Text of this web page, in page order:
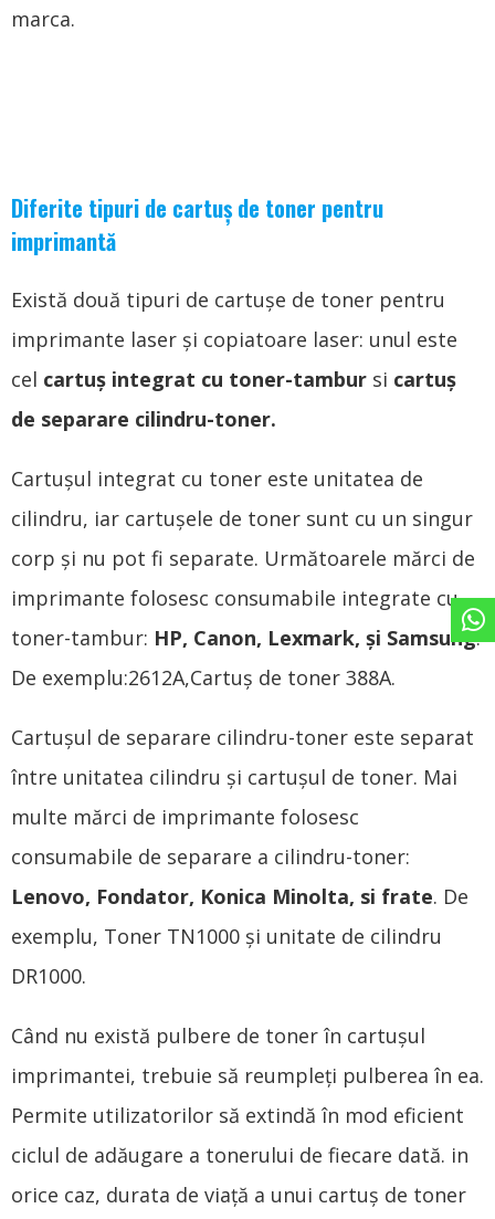
marca.
Diferite tipuri de cartuș de toner pentru
imprimantă
Există două tipuri de cartușe de toner pentru
imprimante laser și copiatoare laser: unul este
cel cartuş integrat cu toner-tambur si cartuş
de separare cilindru-toner.
Cartușul integrat cu toner este unitatea de
cilindru, iar cartușele de toner sunt cu un singur
corp și nu pot fi separate. Următoarele mărci de
imprimante folosesc consumabile integrate cu
toner-tambur: HP, Canon, Lexmark, și Samsung.
De exemplu:2612A,Cartuș de toner 388A.
Cartușul de separare cilindru-toner este separat
între unitatea cilindru și cartușul de toner. Mai
multe mărci de imprimante folosesc
consumabile de separare a cilindru-toner:
Lenovo, Fondator, Konica Minolta, si frate. De
exemplu, Toner TN1000 și unitate de cilindru
DR1000.
Când nu există pulbere de toner în cartuşul
imprimantei, trebuie să reumpleți pulberea în ea.
Permite utilizatorilor să extindă în mod eficient
ciclul de adăugare a tonerului de fiecare dată. in
orice caz, durata de viață a unui cartuş de toner